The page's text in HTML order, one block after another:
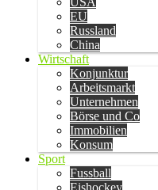
EU
Russland
China
Wirtschaft
Konjunktur
Arbeitsmarkt
Unternehmen
Börse und Co
Immobilien
Konsum
Sport
Fussball
Eishockey